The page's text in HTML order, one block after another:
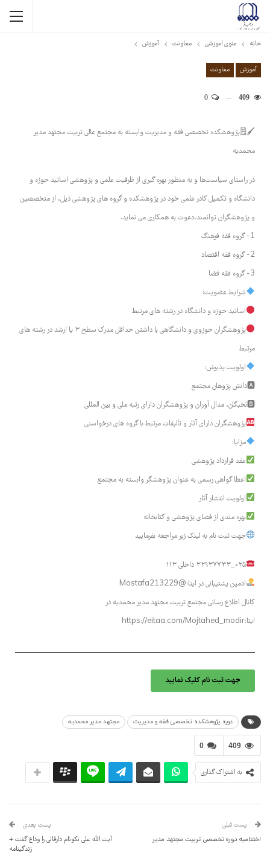
خانه منوی اموزشی معاونت آموزش
آموزش معاونت
409
🖌🗒پژوهشکده تخصصی فقه و مدیریت وابسته به مجتمع عالی تربیت مجتهد مدیر
محمدیه
در راستای سیاست‌ها و به منظور بهره گیری از ظرفیت علمی و پژوهشی اساتید حوزه و
دانشگاه و تکمیل کادر علمی خود در پژوهشکده و گروه های پژوهشی ذیل، از متخصصین
و پژوهشگران توانمند،دعوت به همکاری می نماید.
1- گروه فقه فرهنگ
2- گروه فقه اقتصاد
3- گروه فقه قضا
شرایط عضویت:
اساتید حوزه و دانشگاه در رشته های مرتبط
پژوهشگران حوزوی و دانشگاهی با داشتن حداقل مدرک سطح ۳ یا ارشد در رشته های
مرتبط
اولویت پذیرش:
🅰دانش پژوهان مجتمع
🅱نخبگان، مدال آوران و پژوهشگران دارای رتبه ملی و بین المللی
پژوهشگران دارای آثار و تألیفات مرتبط با گروه های درخواستی
مزایا:
عقد قرارداد پژوهشی
اعطا گواهی رسمی به عنوان پژوهشگر وابسته به مجتمع
اولویت انتشار آثار
بهره مندی از فضای پژوهشی و کتابخانه
جهت ثبت نام به لینک زیر مراجعه بفرمایید
۰۲۵_۳۲۹۳۷۷۳۳ داخلی ۱۱۳
ادمین پشتیبانی در ایتا:@Mostafa213229
کانال اطلاع رسانی مجتمع تربیت مجتهد مدیر محمدیه در
ایتا:https://eitaa.com/Mojtahed_modir
جهت ثبت نام کلیک نمایید
دوره پژوهشکده تخصصی فقه و مدیریت مجتهد مدیر محمدیه
0 409
به اشتراک گذاری
پست قبلی
اختتامیه دوره تخصصی تربیت مجتهد مدیر
پست بعدی
آیت الله علی نکونام دارفانی را وداع گفت +
زندگینامه